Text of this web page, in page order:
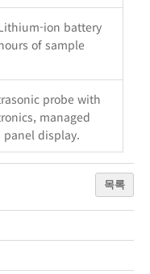
ion battery
of sample
probe with
managed
display.
목록